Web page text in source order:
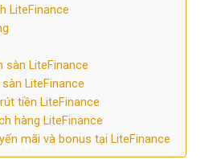
LiteFinance
sàn LiteFinance
LiteFinance
tiền LiteFinance
hàng LiteFinance
mãi và bonus tại LiteFinance